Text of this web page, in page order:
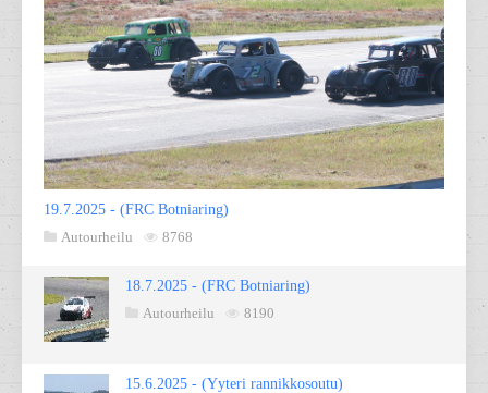
19.7.2025 - (FRC Botniaring)
Autourheilu
8768
18.7.2025 - (FRC Botniaring)
Autourheilu
8190
15.6.2025 - (Yyteri rannikkosoutu)